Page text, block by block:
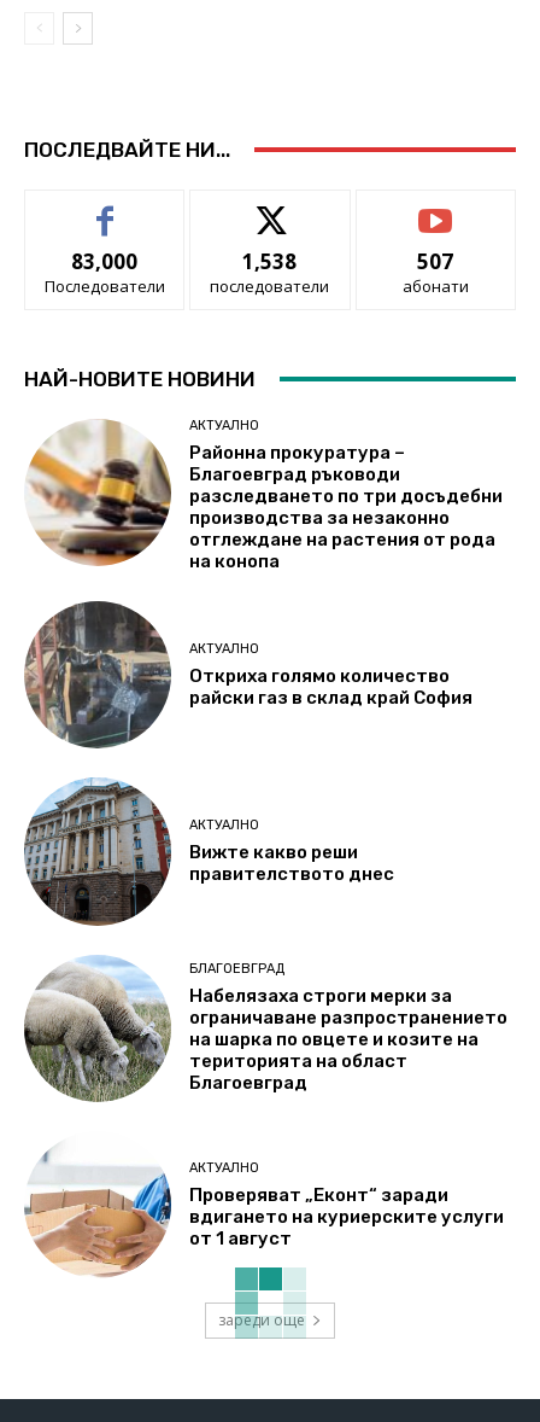
ПОСЛЕДВАЙТЕ НИ...
83,000
Последователи
1,538
последователи
507
абонати
НАЙ-НОВИТЕ НОВИНИ
АКТУАЛНО
Районна прокуратура –
Благоевград ръководи
разследването по три досъдебни
производства за незаконно
отглеждане на растения от рода
на конопа
АКТУАЛНО
Откриха голямо количество
райски газ в склад край София
АКТУАЛНО
Вижте какво реши
правителството днес
БЛАГОЕВГРАД
Набелязаха строги мерки за
ограничаване разпространението
на шарка по овцете и козите на
територията на област
Благоевград
АКТУАЛНО
Проверяват „Еконт“ заради
вдигането на куриерските услуги
от 1 август
зареди още